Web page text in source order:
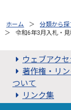
ホーム 分類から探
令和6年3月入札・見
ウェブアク
著作権・リ
ついて
リンク集